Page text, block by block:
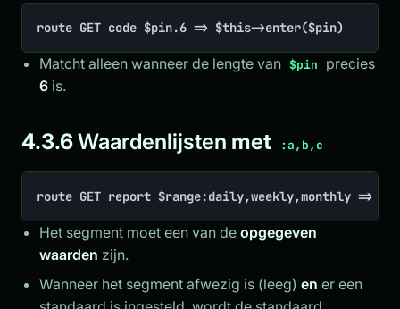
route GET code $pin.6 => $this->enter($pin)
Matcht alleen wanneer de lengte van $pin
precies
6 is.
4.3.6Waardenlijsten met :a,b,c
route GET report $range:daily,weekly,monthly =>
Het segment moet een van de opgegeven
waarden zijn.
Wanneer het segment afwezig is (leeg) en er een